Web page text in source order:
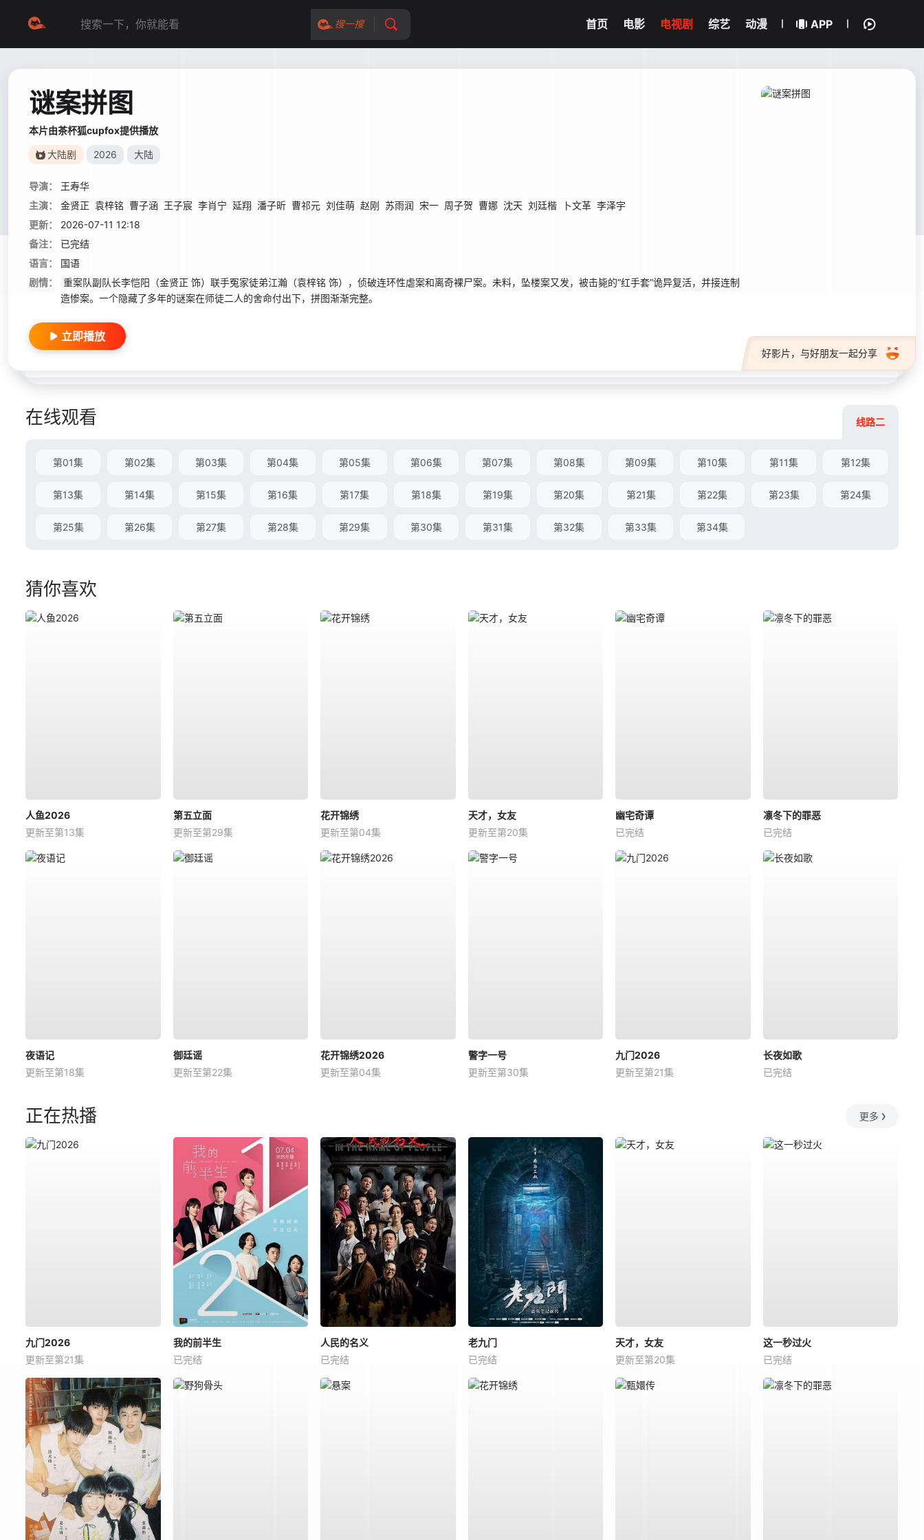
搜一搜 首页 电影 电视剧 综艺 动漫 APP
谜案拼图
本片由茶杯狐cupfox提供播放
大陆剧 2026 大陆
导演：
王寿华
主演：
金贤正 袁梓铭 曹子涵 王子宸 李肖宁 延翔 潘子昕 曹祁元 刘佳萌 赵刚 苏雨润 宋一 周子贺 曹娜 沈天 刘廷楷 卜文革 李泽宇
更新：
2026-07-11 12:18
备注：
已完结
语言：
国语
剧情：
重案队副队长李恺阳（金贤正 饰）联手冤家徒弟江瀚（袁梓铭 饰），侦破连环性虐案和离奇裸尸案。未料，坠楼案又发，被击毙的“红手套”诡异复活，并接连制
造惨案。一个隐藏了多年的谜案在师徒二人的舍命付出下，拼图渐渐完整。
好影片，与好朋友一起分享
立即播放
在线观看 线路二
第01集 第02集 第03集 第04集 第05集 第06集 第07集 第08集 第09集 第10集 第11集 第12集
第13集 第14集 第15集 第16集 第17集 第18集 第19集 第20集 第21集 第22集 第23集 第24集
第25集 第26集 第27集 第28集 第29集 第30集 第31集 第32集 第33集 第34集
猜你喜欢
人鱼2026
更新至第13集
第五立面
更新至第29集
花开锦绣
更新至第04集
天才，女友
更新至第20集
幽宅奇谭
已完结
凛冬下的罪恶
已完结
夜语记
更新至第18集
御廷谣
更新至第22集
花开锦绣2026
更新至第04集
警字一号
更新至第30集
九门2026
更新至第21集
长夜如歌
已完结
正在热播 更多
九门2026
更新至第21集
我的前半生
已完结
人民的名义
已完结
老九门
已完结
天才，女友
更新至第20集
这一秒过火
已完结